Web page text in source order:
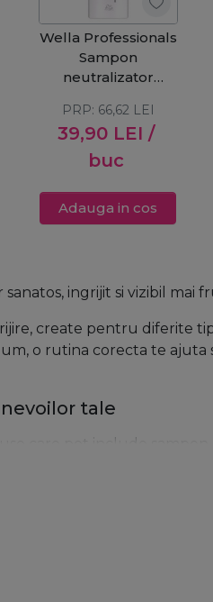
Wella Professionals
Sampon
neutralizator
SP Silver Blond
250ml
39,90 LEI /
buc
PRP: 66,62 LEI
Adauga in cos
ingrijit si vizibil mai
create pentru diferite
o rutina corecta te
tale
care pot include sampon,
ingrijire. Rutinele sunt